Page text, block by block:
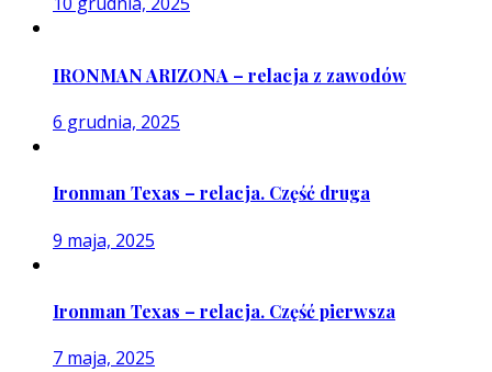
IRONMAN ARIZONA – relacja z zawodów
6 grudnia, 2025
Ironman Texas – relacja. Część druga
9 maja, 2025
Ironman Texas – relacja. Część pierwsza
7 maja, 2025